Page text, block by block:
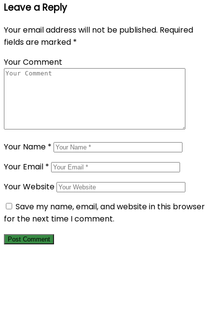
Leave a Reply
Your email address will not be published. Required
fields are marked *
Your Comment
Your Name *
Your Email *
Your Website
Save my name, email, and website in this browser
for the next time I comment.